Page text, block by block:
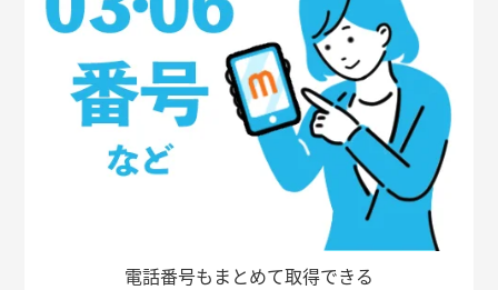
電話番号もまとめて取得できる